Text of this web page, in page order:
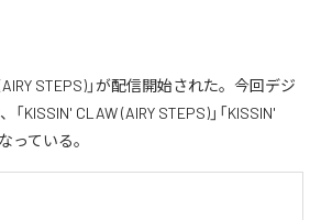
STEPS)」が配信開始された。今回デジ
KISSIN' CLAW (AIRY STEPS)」「KISSIN'
っている。